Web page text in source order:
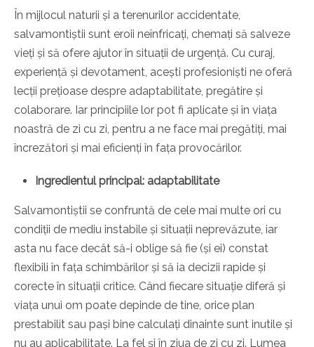
În mijlocul naturii și a terenurilor accidentate,
salvamontiștii sunt eroii neînfricați, chemați să salveze
vieți și să ofere ajutor în situații de urgență. Cu curaj,
experiență și devotament, acești profesioniști ne oferă
lecții prețioase despre adaptabilitate, pregătire și
colaborare. Iar principiile lor pot fi aplicate și în viața
noastră de zi cu zi, pentru a ne face mai pregătiți, mai
încrezători și mai eficienți în fața provocărilor.
Ingredientul principal: adaptabilitate
Salvamontiștii se confruntă de cele mai multe ori cu
condiții de mediu instabile și situații neprevăzute, iar
asta nu face decât să-i oblige să fie (și ei) constat
flexibili în fața schimbărilor și să ia decizii rapide și
corecte în situații critice. Când fiecare situație diferă și
viața unui om poate depinde de tine, orice plan
prestabilit sau pași bine calculați dinainte sunt inutile și
nu au aplicabilitate. La fel și în ziua de zi cu zi. Lumea